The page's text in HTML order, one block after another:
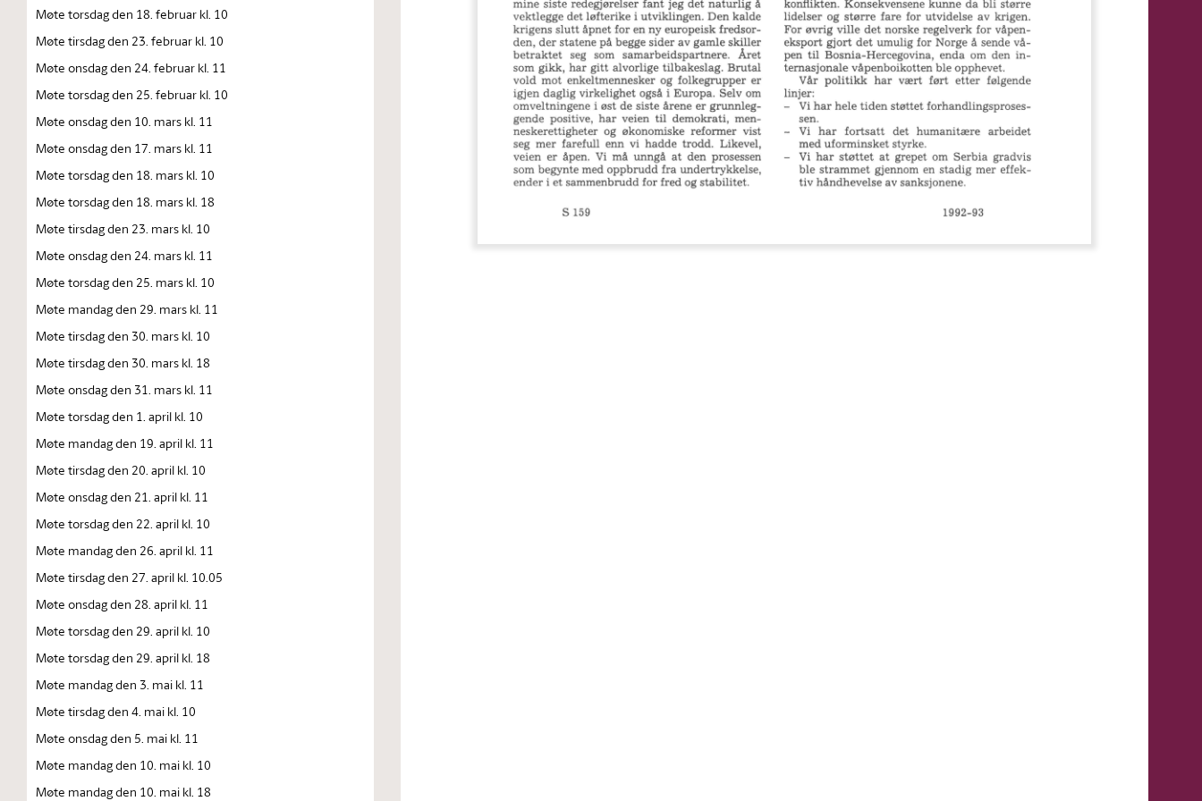
Møte torsdag den 18. februar kl. 10
Møte tirsdag den 23. februar kl. 10
Møte onsdag den 24. februar kl. 11
Møte torsdag den 25. februar kl. 10
Møte onsdag den 10. mars kl. 11
Møte onsdag den 17. mars kl. 11
Møte torsdag den 18. mars kl. 10
Møte torsdag den 18. mars kl. 18
Møte tirsdag den 23. mars kl. 10
Møte onsdag den 24. mars kl. 11
Møte torsdag den 25. mars kl. 10
Møte mandag den 29. mars kl. 11
Møte tirsdag den 30. mars kl. 10
Møte tirsdag den 30. mars kl. 18
Møte onsdag den 31. mars kl. 11
Møte torsdag den 1. april kl. 10
Møte mandag den 19. april kl. 11
Møte tirsdag den 20. april kl. 10
Møte onsdag den 21. april kl. 11
Møte torsdag den 22. april kl. 10
Møte mandag den 26. april kl. 11
Møte tirsdag den 27. april kl. 10.05
Møte onsdag den 28. april kl. 11
Møte torsdag den 29. april kl. 10
Møte torsdag den 29. april kl. 18
Møte mandag den 3. mai kl. 11
Møte tirsdag den 4. mai kl. 10
Møte onsdag den 5. mai kl. 11
Møte mandag den 10. mai kl. 10
Møte mandag den 10. mai kl. 18